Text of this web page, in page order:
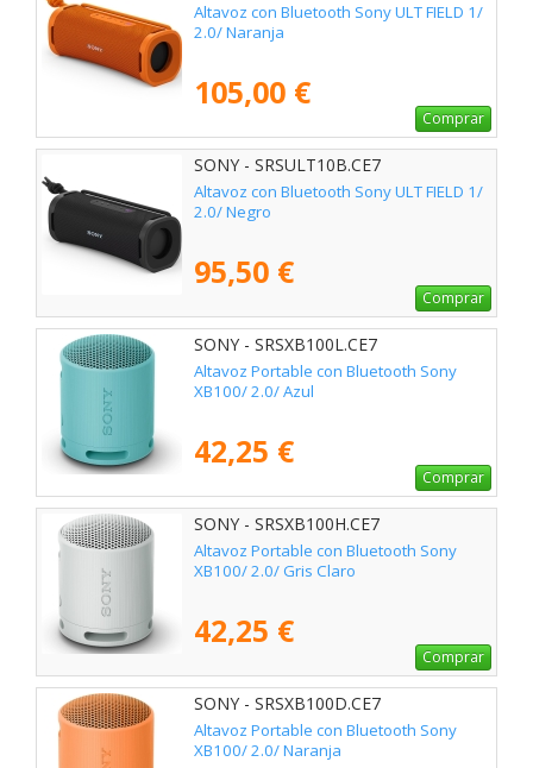
Altavoz con Bluetooth Sony ULT FIELD 1/
2.0/ Naranja
105,00 €
Comprar
SONY - SRSULT10B.CE7
Altavoz con Bluetooth Sony ULT FIELD 1/
2.0/ Negro
95,50 €
Comprar
SONY - SRSXB100L.CE7
Altavoz Portable con Bluetooth Sony
XB100/ 2.0/ Azul
42,25 €
Comprar
SONY - SRSXB100H.CE7
Altavoz Portable con Bluetooth Sony
XB100/ 2.0/ Gris Claro
42,25 €
Comprar
SONY - SRSXB100D.CE7
Altavoz Portable con Bluetooth Sony
XB100/ 2.0/ Naranja